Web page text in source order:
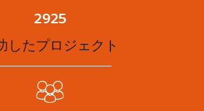
3713
したプロジェクト